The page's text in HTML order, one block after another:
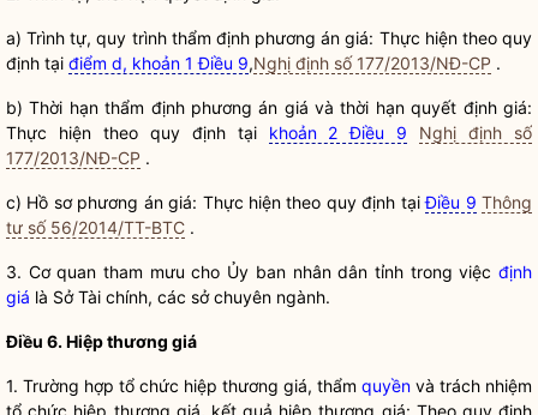
a) Trình tự, quy trình thẩm định phương án giá: Thực hiện theo quy
định tại điểm d, khoản 1 Điều 9,Nghị định số 177/2013/NĐ-CP .
b) Thời hạn thẩm định phương án giá và thời hạn quyết định giá:
Thực hiện theo quy định tại khoản 2 Điều 9
Nghị định số
177/2013/NĐ-CP .
c) Hồ sơ phương án giá: Thực hiện theo quy định tạiĐiều 9 Thông
tư số 56/2014/TT-BTC .
3. Cơ quan tham mưu cho Ủy ban nhân dân tỉnh trong việcđịnh
giá là Sở Tài chính, các sở chuyên ngành.
Điều 6.Hiệp thương giá
1. Trường hợp tổ chức hiệp thương giá, thẩm quyền và trách nhiệm
tổ chức hiệp thương giá, kết quả hiệp thương giá: Theo quy định